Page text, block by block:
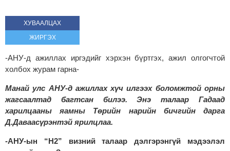
ХУВААЛЦАХ
ЖИРГЭХ
-АНУ-д ажиллах иргэдийг хэрхэн бүртгэх, ажил олгогчтой
холбох журам гарна-
Манай улс АНУ-д ажиллах хүч илгээх боломжтой орны
жагсаалтад багтсан билээ. Энэ талаар Гадаад
харилцааны яамны Төрийн нарийн бичгийн дарга
Д.Даваасүрэнтэй ярилцлаа.
-АНУ-ын “Н2” визний талаар дэлгэрэнгүй мэдээлэл